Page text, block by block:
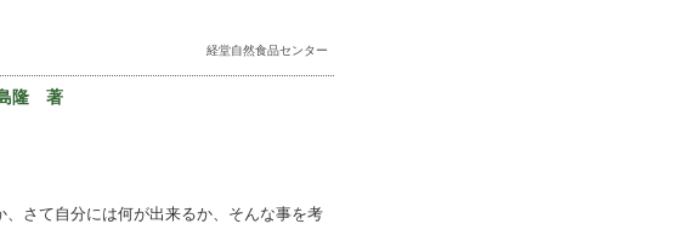
経堂自然食品センター
隆 著
さて自分には何が出来るか、そんな事を考